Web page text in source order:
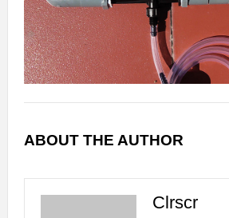
ABOUT THE AUTHOR
Clrscr